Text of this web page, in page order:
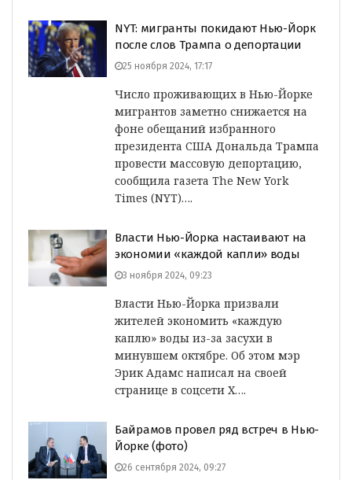
NYT: мигранты покидают Нью-Йорк
после слов Трампа о депортации
25 ноября 2024, 17:17
Число проживающих в Нью-Йорке
мигрантов заметно снижается на
фоне обещаний избранного
президента США Дональда Трампа
провести массовую депортацию,
сообщила газета The New York
Times (NYT)….
Власти Нью-Йорка настаивают на
экономии «каждой капли» воды
3 ноября 2024, 09:23
Власти Нью-Йорка призвали
жителей экономить «каждую
каплю» воды из-за засухи в
минувшем октябре. Об этом мэр
Эрик Адамс написал на своей
странице в соцсети Х….
Байрамов провел ряд встреч в Нью-
Йорке (фото)
26 сентября 2024, 09:27